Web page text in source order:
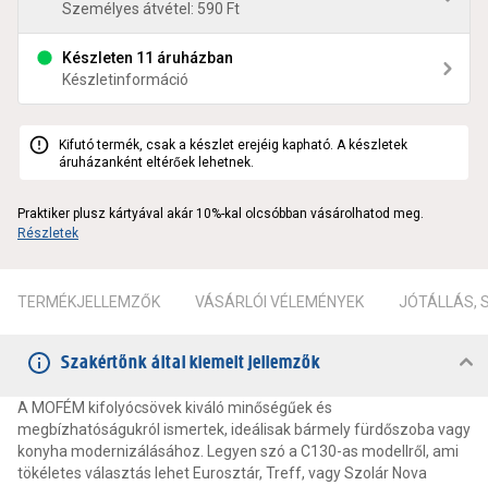
Személyes átvétel: 590 Ft
Készleten 11 áruházban
Készletinformáció
Kifutó termék, csak a készlet erejéig kapható. A készletek
áruházanként eltérőek lehetnek.
Praktiker plusz kártyával akár 10%-kal olcsóbban vásárolhatod meg.
Részletek
TERMÉKJELLEMZŐK VÁSÁRLÓI VÉLEMÉNYEK JÓTÁLLÁS,
Szakértőnk által kiemelt jellemzők
A MOFÉM kifolyócsövek kiváló minőségűek és
megbízhatóságukról ismertek, ideálisak bármely fürdőszoba vagy
konyha modernizálásához. Legyen szó a C130-as modellről, ami
tökéletes választás lehet Eurosztár, Treff, vagy Szolár Nova